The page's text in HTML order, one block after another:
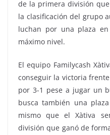
de la primera división
la clasificación del grupo
luchan por una plaza
máximo nivel.
El equipo Familycash
conseguir la victoria
por 3-1 pese a jugar un
busca también una
mismo que el Xàtiva
división que ganó de